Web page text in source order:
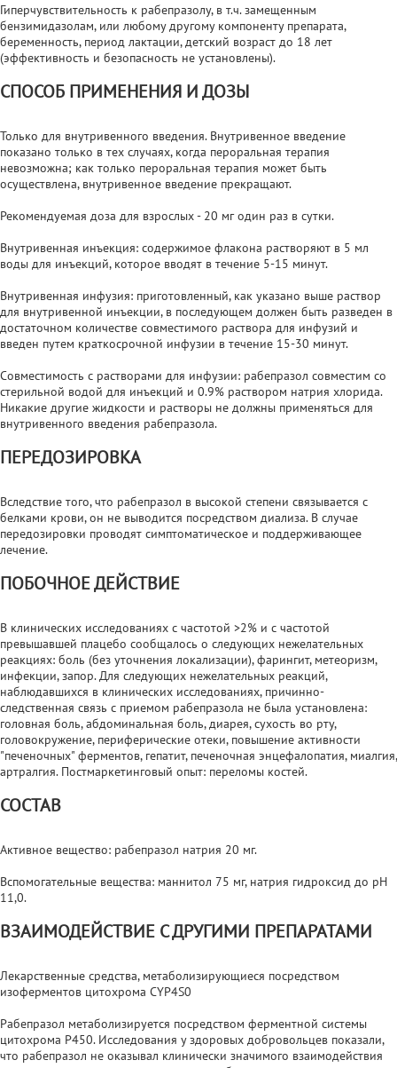
Гиперчувствительность к рабепразолу, в т.ч. замещенным
бензимидазолам, или любому другому компоненту препарата,
беременность, период лактации, детский возраст до 18 лет
(эффективность и безопасность не установлены).
СПОСОБ ПРИМЕНЕНИЯ И ДОЗЫ
Только для внутривенного введения. Внутривенное введение
показано только в тех случаях, когда пероральная терапия
невозможна; как только пероральная терапия может быть
осуществлена, внутривенное введение прекращают.
Рекомендуемая доза для взрослых - 20 мг один раз в сутки.
Внутривенная инъекция: содержимое флакона растворяют в 5 мл
воды для инъекций, которое вводят в течение 5-15 минут.
Внутривенная инфузия: приготовленный, как указано выше раствор
для внутривенной инъекции, в последующем должен быть разведен в
достаточном количестве совместимого раствора для инфузий и
введен путем краткосрочной инфузии в течение 15-30 минут.
Совместимость с растворами для инфузии: рабепразол совместим со
стерильной водой для инъекций и 0.9% раствором натрия хлорида.
Никакие другие жидкости и растворы не должны применяться для
внутривенного введения рабепразола.
ПЕРЕДОЗИРОВКА
Вследствие того, что рабепразол в высокой степени связывается с
белками крови, он не выводится посредством диализа. В случае
передозировки проводят симптоматическое и поддерживающее
лечение.
ПОБОЧНОЕ ДЕЙСТВИЕ
В клинических исследованиях с частотой >2% и с частотой
превышавшей плацебо сообщалось о следующих нежелательных
реакциях: боль (без уточнения локализации), фарингит, метеоризм,
инфекции, запор. Для следующих нежелательных реакций,
наблюдавшихся в клинических исследованиях, причинно-
следственная связь с приемом рабепразола не была установлена:
головная боль, абдоминальная боль, диарея, сухость во рту,
головокружение, периферические отеки, повышение активности
"печеночных" ферментов, гепатит, печеночная энцефалопатия, миалгия,
артралгия. Постмаркетинговый опыт: переломы костей.
СОСТАВ
Активное вещество: рабепразол натрия 20 мг.
Вспомогательные вещества: маннитол 75 мг, натрия гидроксид до pH
11,0.
ВЗАИМОДЕЙСТВИЕ С ДРУГИМИ ПРЕПАРАТАМИ
Лекарственные средства, метаболизирующиеся посредством
изоферментов цитохрома CYP4S0
Рабепразол метаболизируется посредством ферментной системы
цитохрома Р450. Исследования у здоровых добровольцев показали,
что рабепразол не оказывал клинически значимого взаимодействия